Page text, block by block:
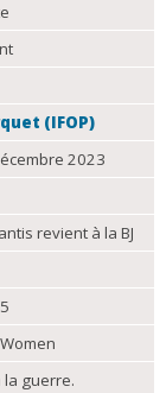
(IFOP)
2023
revient à la BJ
la guerre.